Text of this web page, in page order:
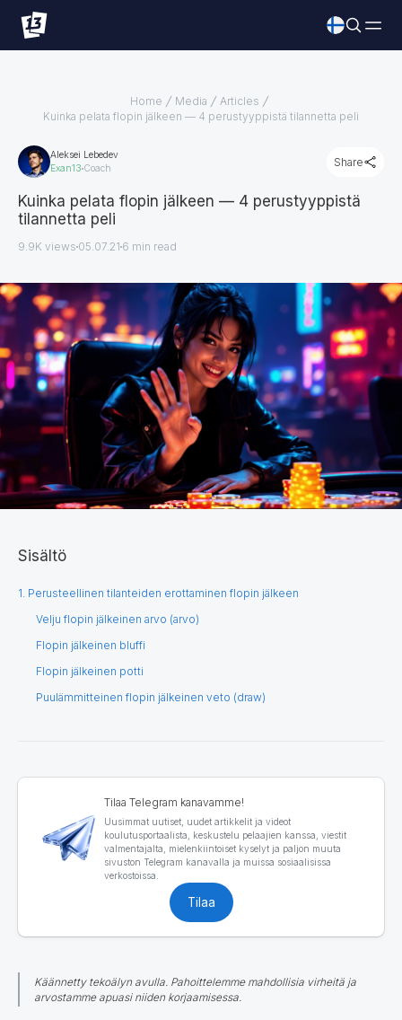
Home Media
Articles
Kuinka pelata flopin jälkeen — 4 perustyyppistä tilannetta peli
Aleksei Lebedev
Exan13 Coach Share
Kuinka pelata flopin jälkeen — 4 perustyyppistä
tilannetta peli
9.9K views 05.07.21 6 min read
Sisältö
1. Perusteellinen tilanteiden erottaminen flopin jälkeen
Velju flopin jälkeinen arvo (arvo)
Flopin jälkeinen bluffi
Flopin jälkeinen potti
Puulämmitteinen flopin jälkeinen veto (draw)
Tilaa Telegram kanavamme!
Uusimmat uutiset, uudet artikkelit ja videot
koulutusportaalista, keskustelu pelaajien kanssa, viestit
valmentajalta, mielenkiintoiset kyselyt ja paljon muuta
sivuston Telegram kanavalla ja muissa sosiaalisissa
verkostoissa.
Tilaa
Käännetty tekoälyn avulla. Pahoittelemme mahdollisia virheitä ja
arvostamme apuasi niiden korjaamisessa.